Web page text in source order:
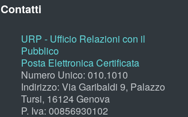
Contatti
URP - Ufficio Relazioni con il
Pubblico
Posta Elettronica Certificata
Numero Unico: 010.1010
Indirizzo: Via Garibaldi 9, Palazzo
Tursi, 16124 Genova
P. Iva: 00856930102